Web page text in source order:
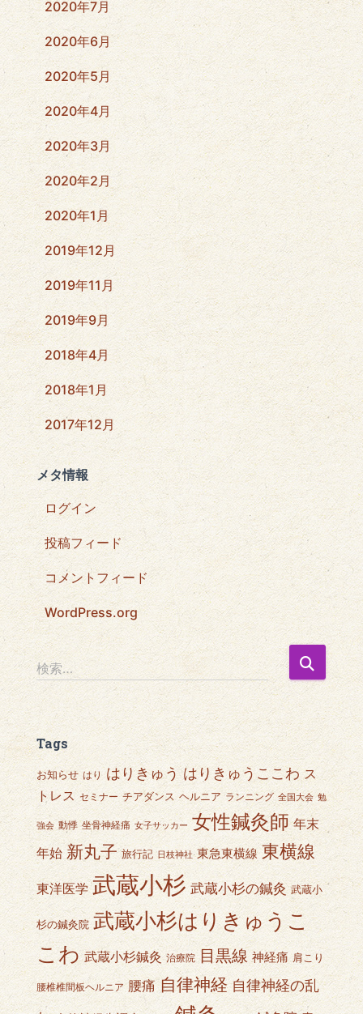
2020年7月
2020年6月
2020年5月
2020年4月
2020年3月
2020年2月
2020年1月
2019年12月
2019年11月
2019年9月
2018年4月
2018年1月
2017年12月
メタ情報
ログイン
投稿フィード
コメントフィード
WordPress.org
検
索
検索…
Tags
お知らせ はり はりきゅう はりきゅうここわ ス
トレス セミナー チアダンス ヘルニア ランニング 全国大会 勉
強会 動悸 坐骨神経痛 女子サッカー 女性鍼灸師 年末
年始 新丸子 旅行記 日枝神社 東急東横線 東横線
東洋医学 武蔵小杉 武蔵小杉の鍼灸 武蔵小
杉の鍼灸院 武蔵小杉はりきゅうこ
こわ 武蔵小杉鍼灸 治療院 目黒線 神経痛 肩こり
腰椎椎間板ヘルニア 腰痛 自律神経 自律神経の乱